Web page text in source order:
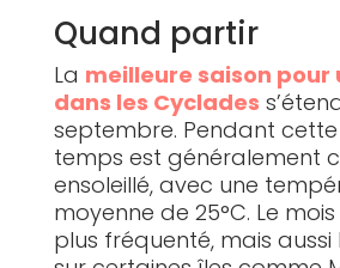
Quand partir
La meilleure saison pour
dans les Cyclades
septembre. Pendant
temps est généralement
ensoleillé, avec une
moyenne de 25°C. Le
plus fréquenté, mais aussi